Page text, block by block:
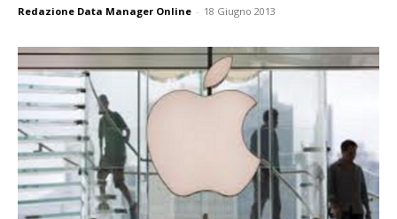
Redazione Data Manager Online - 18 Giugno 2013